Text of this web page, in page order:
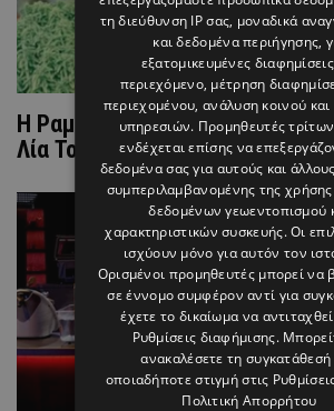
Η Ραμόνα Φίλιπ χορεύει
Λία Τορναρίτη σε βραδινή
τη διεύθυνση IP σας, μοναδικά
και δεδομένα περιήγησης,
εξατομικευμένες
περιεχόμενο, μέτρηση
περιεχομένου, ανάλυση κοινού
υπηρεσιών. Προμηθευτές
ενδέχεται επίσης να
δεδομένα σας για αυτούς και
συμπεριλαμβανομένης της
δεδομένων γεωεντοπισμού
χαρακτηριστικών συσκευής. Οι
ισχύουν μόνο για αυτόν τον
Ορισμένοι προμηθευτές μπορεί να
σε έννομο συμφέρον αντί για
έχετε το δικαίωμα να
Ρυθμίσεις διαφήμισης.
ανακαλέσετε τη
οποιαδήποτε στιγμή στις
Πολιτική Απορρήτου